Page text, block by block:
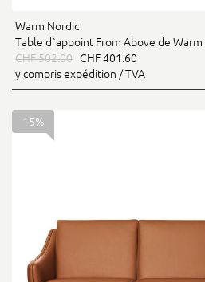
Warm Nordic
Table d`appoint From Above de
CHF 502.00 CHF 401.60
y compris expédition / TVA
15%